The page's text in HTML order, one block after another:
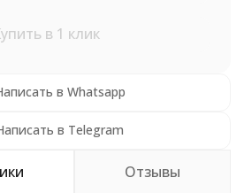
в 1 клик
в Whatsapp
в Telegram
Отзывы